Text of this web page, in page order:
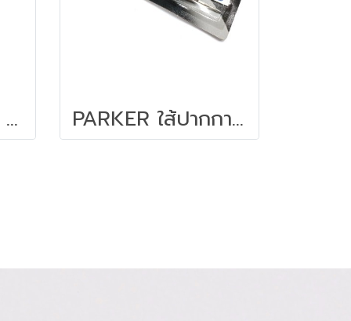
PARKER QUINK F ไส้โรลเลอร์บอล ควิ้ง ดำ 0.5 มม. PARKER ใส้ปากกา หมึกสีดำ 0.5 มม.